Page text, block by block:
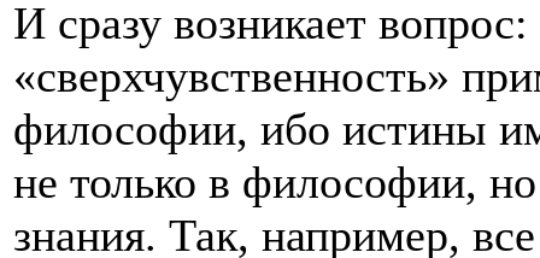
И сразу возникает вопрос:
«сверхчувственность»
философии, ибо истины
не только в философии,
знания. Так, например,